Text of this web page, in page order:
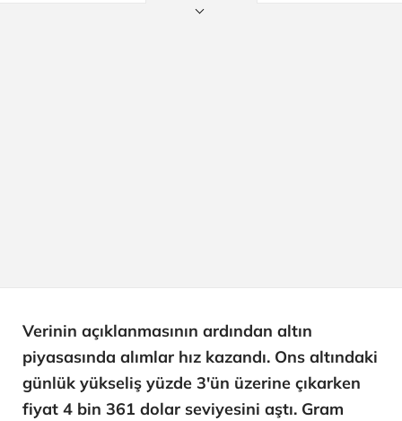
Verinin açıklanmasının ardından altın
piyasasında alımlar hız kazandı. Ons altındaki
günlük yükseliş yüzde 3'ün üzerine çıkarken
fiyat 4 bin 361 dolar seviyesini aştı. Gram